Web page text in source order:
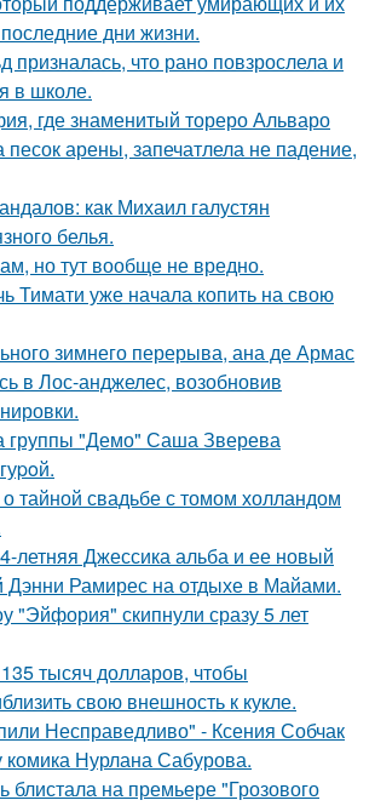
дни жизни.
призналась, что рано повзрослела и
в школе.
где знаменитый тореро Альваро
песок арены, запечатлела не падение,
как Михаил галустян
белья.
но тут вообще не вредно.
Тимати уже начала копить на свою
зимнего перерыва, ана де Армас
в Лос-анджелес, возобновив
группы "Демо" Саша Зверева
тайной свадьбе с томом холландом
летняя Джессика альба и ее новый
Дэнни Рамирес на отдыхе в Майами.
"Эйфория" скипнули сразу 5 лет
тысяч долларов, чтобы
свою внешность к кукле.
Несправедливо" - Ксения Собчак
комика Нурлана Сабурова.
блистала на премьере "Грозового